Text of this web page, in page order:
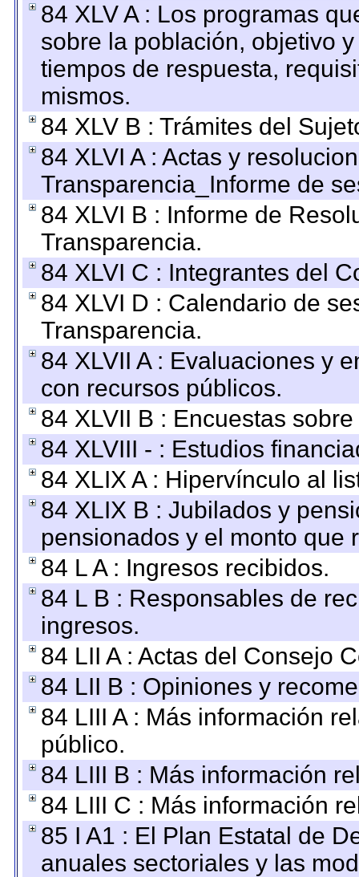
84 XLV A : Los programas
sobre la población, objetivo
tiempos de respuesta,
mismos.
84 XLV B : Trámites del
84 XLVI A : Actas y
Transparencia_Informe de
84 XLVI B : Informe de
Transparencia.
84 XLVI C : Integrantes del
84 XLVI D : Calendario de
Transparencia.
84 XLVII A : Evaluaciones y
con recursos públicos.
84 XLVII B : Encuestas
84 XLVIII - : Estudios
84 XLIX A : Hipervínculo al
84 XLIX B : Jubilados y
pensionados y el monto que
84 L A : Ingresos recibidos.
84 L B : Responsables de
ingresos.
84 LII A : Actas del Consejo
84 LII B : Opiniones y
84 LIII A : Más información
público.
84 LIII B : Más información
84 LIII C : Más información
85 I A1 : El Plan Estatal de
anuales sectoriales y las